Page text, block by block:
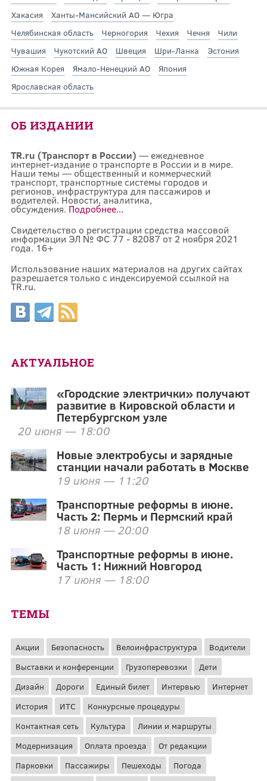
Хакасия
Ханты-Мансийский АО — Югра
Челябинская область
Черногория Чехия Чечня
Чили
Чувашия
Чукотский АО Швеция Шри-Ланка
Эстония
Южная Корея
Ямало-Ненецкий АО
Япония
Ярославская область
ОБ ИЗДАНИИ
TR.ru (Транспорт в России) — ежедневное
интернет-издание о транспорте в России и в мире.
Наши темы — общественный и коммерческий
транспорт, транспортные системы городов и
регионов, инфраструктура для пассажиров и
водителей. Новости, аналитика,
обсуждения. Подробнее...
Свидетельство о регистрации средства массовой
информации ЭЛ № ФС 77 - 82087 от 2 ноября 2021
года. 16+
Использование наших материалов на других сайтах
разрешается только с индексируемой ссылкой на
TR.ru.
АКТУАЛЬНОЕ
«Городские электрички» получают
развитие в Кировской области и
Петербургском узле
20 июня — 18:00
Новые электробусы и зарядные
станции начали работать в Москве
19 июня — 11:20
Транспортные реформы в июне.
Часть 2: Пермь и Пермский край
18 июня — 20:00
Транспортные реформы в июне.
Часть 1: Нижний Новгород
17 июня — 18:00
ТЕМЫ
Акции Безопасность Велоинфраструктура
Водители
Выставки и конференции
Грузоперевозки
Дети
Дизайн
Дороги Единый билет Интервью
Интернет
История
ИТС
Конкурсные процедуры
Контактная сеть
Культура
Линии и маршруты
Модернизация
Оплата проезда
От редакции
Парковки
Пассажиры Пешеходы
Погода